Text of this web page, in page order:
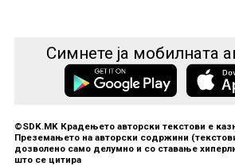
Симнете ја мобилната
©SDK.MK Крадењето авторски текстови е
Преземањето на авторски содржини
дозволено само делумно и со ставање
што се цитира